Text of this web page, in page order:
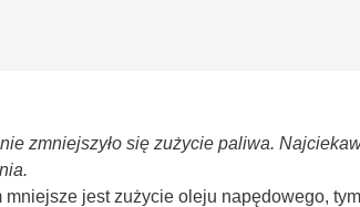
zmniejszyło się zużycie paliwa.
jest zużycie oleju napędowego,